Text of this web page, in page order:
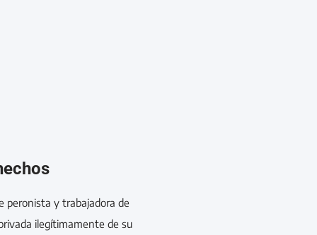
peronista y trabajadora de
ilegítimamente de su